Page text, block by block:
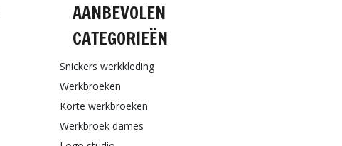
AANBEVOLEN
CATEGORIEËN
Snickers werkkleding
Werkbroeken
Korte werkbroeken
Werkbroek dames